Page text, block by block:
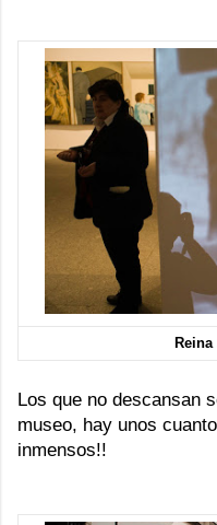
Los que no descansan
museo, hay unos
inmensos!!